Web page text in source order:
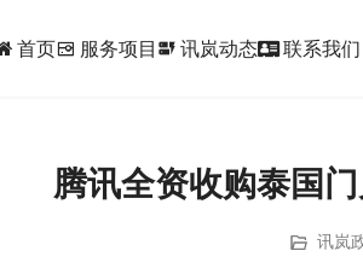
首页 服务项目 dynamic_form 讯岚动态 联系我们
腾讯全资收购泰国
讯岚